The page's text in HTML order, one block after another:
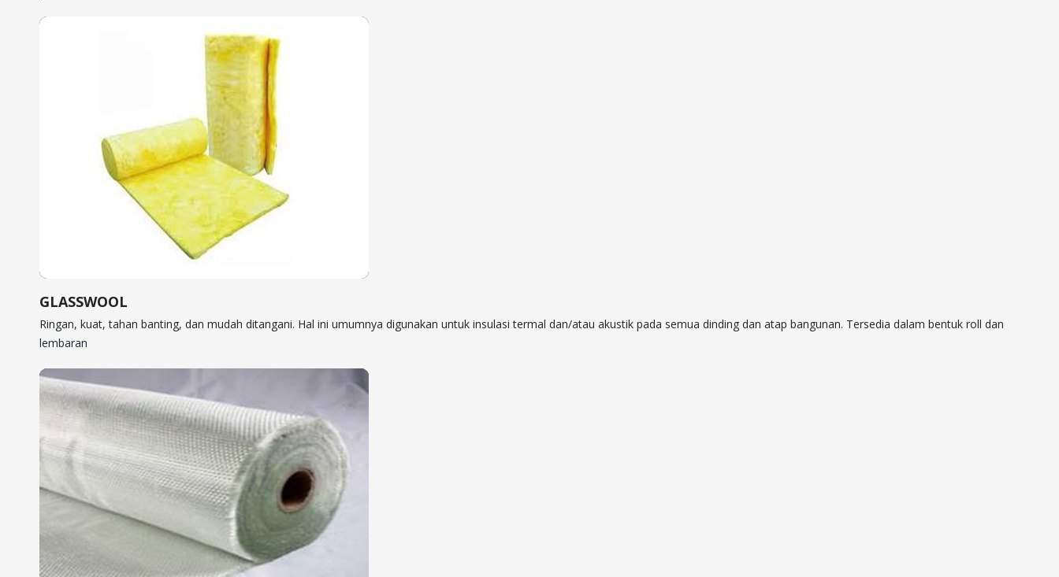
GLASSWOOL
Ringan, kuat, tahan banting, dan mudah ditangani. Hal ini umumnya digunakan untuk insulasi termal dan/atau akustik pada semua dinding dan atap bangunan. Tersedia dalam bentuk roll dan
lembaran